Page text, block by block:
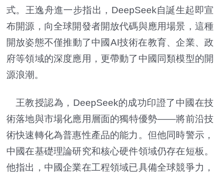
式。王逸舟進一步指出，DeepSeek自誕生起即宣
布開源，向全球開發者開放代碼與應用場景，這種
開放姿態不僅推動了中國AI技術在教育、企業、政
府等領域的深度應用，更帶動了中國同類模型的開
源浪潮。
王教授認為，DeepSeek的成功印證了中國在技
術落地與市場化應用層面的獨特優勢——將前沿技
術快速轉化為普惠性產品的能力。但他同時警示，
中國在基礎理論研究和核心硬件領域仍存在短板。
他指出，中國企業在工程領域已具備全球競爭力，